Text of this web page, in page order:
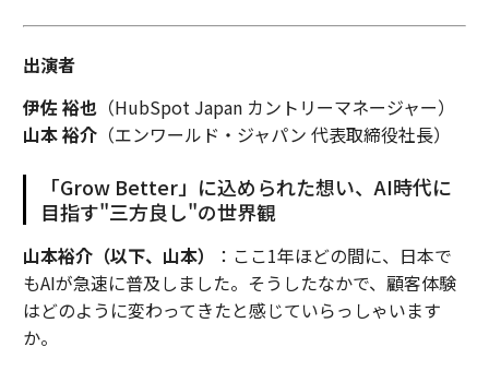
出演者
伊佐 裕也（HubSpot Japan カントリーマネージャー）
山本 裕介（エンワールド・ジャパン 代表取締役社長）
「Grow Better」に込められた想い、AI時代に
目指す"三方良し"の世界観
山本裕介（以下、山本）
：ここ1年ほどの間に、日本で
もAIが急速に普及しました。そうしたなかで、顧客体験
はどのように変わってきたと感じていらっしゃいます
か。